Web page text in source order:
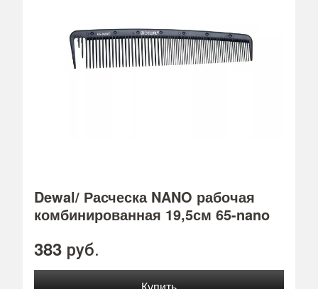
Dewal/ Расческа NANO рабочая
комбинированная 19,5см 65-nano
383 руб.